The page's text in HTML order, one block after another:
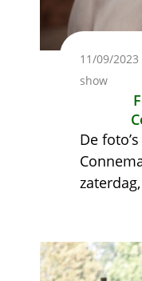
11/09/2023
show
De
Afbeelding